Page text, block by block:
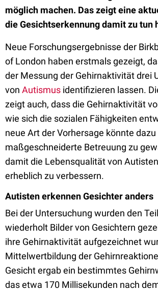
möglich machen. Das zeigt eine
die Gesichtserkennung damit zu tun
Neue Forschungsergebnisse der
of London haben erstmals gezeigt,
der Messung der Gehirnaktivität drei
von Autismus identifizieren lassen.
zeigt auch, dass die Gehirnaktivität
wie sich die sozialen Fähigkeiten
neue Art der Vorhersage könnte
maßgeschneiderte Betreuung zu
damit die Lebensqualität von
erheblich zu verbessern.
Autisten erkennen Gesichter anders
Bei der Untersuchung wurden den
wiederholt Bilder von Gesichtern
ihre Gehirnaktivität aufgezeichnet
Mittelwertbildung der
Gesicht ergab ein bestimmtes
das etwa 170 Millisekunden nach